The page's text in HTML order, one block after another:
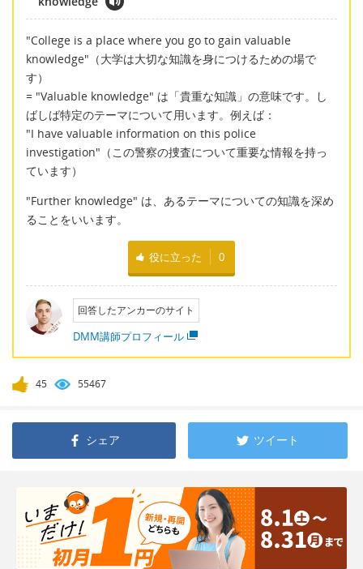
"College is a place where you go to gain valuable
knowledge"（大学は大切な知識を身につけるための場で
す）
= "Valuable knowledge" は「貴重な知識」の意味です。し
ばしば特定のテーマについて用います。例えば：
"I have valuable information on this police
investigation"（この警察の捜査について重要な情報を持っ
ています）
"Further knowledge" は、あるテーマについての知識を深め
ることをいいます。
役に立った 0
回答したアンカーのサイト
DMM講師プロフィール
45 55467
シェア ツイート